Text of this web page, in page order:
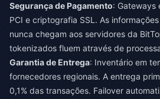
Segurança de Pagamento: Gateways
PCI e criptografia SSL. As
nunca chegam aos servidores da
tokenizados fluem através de
Garantia de Entrega: Inventário em
fornecedores regionais. A entrega
0,1% das transações. Failover